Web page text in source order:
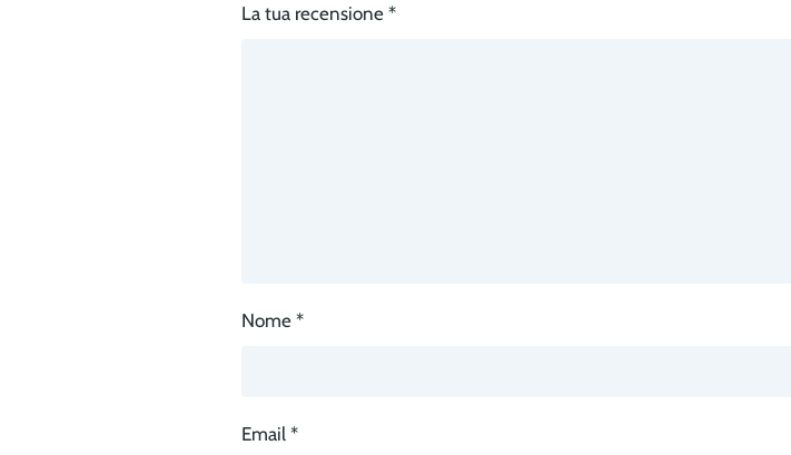
La tua recensione *
Nome *
Email *